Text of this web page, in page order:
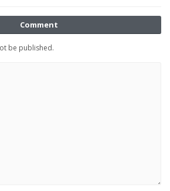
Comment
be published.